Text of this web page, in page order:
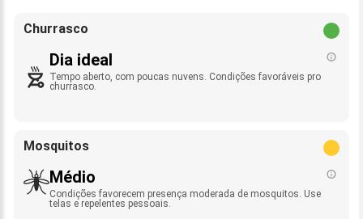
Churrasco
Dia ideal
Tempo aberto, com poucas nuvens. Condições favoráveis pro
churrasco.
Mosquitos
Médio
Condições favorecem presença moderada de mosquitos. Use
telas e repelentes pessoais.